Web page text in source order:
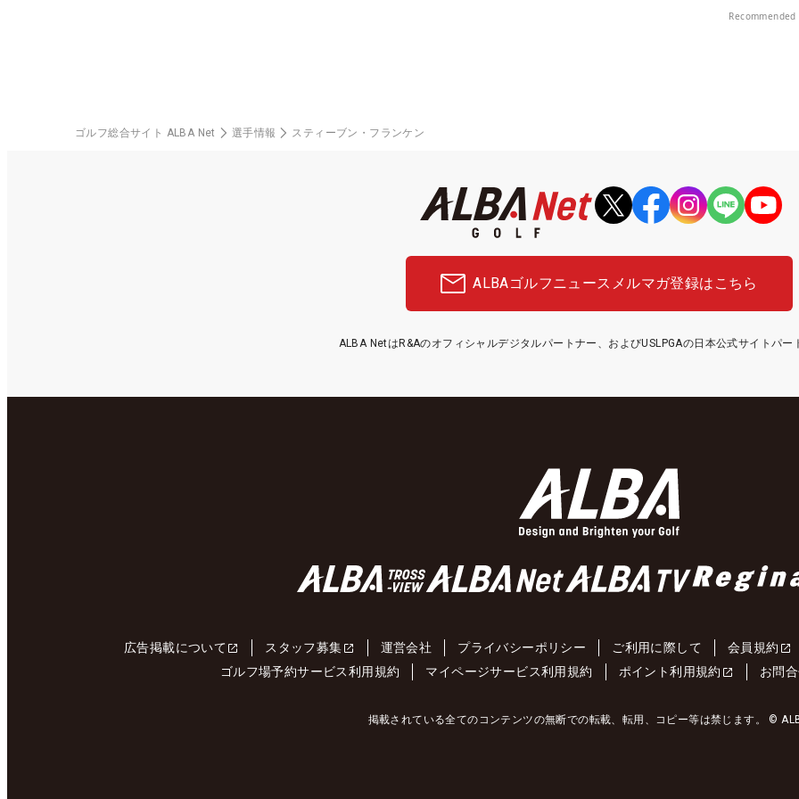
Recommended
ゴルフ総合サイト ALBA Net 選手情報 スティーブン・フランケン
ALBAゴルフニュース メルマガ登録はこちら
ALBA NetはR&Aのオフィシャルデジタルパートナー、およびUSLPGAの日本公式サイトパー
広告掲載について スタッフ募集 運営会社 プライバシーポリシー ご利用に際して 会員規約
ゴルフ場予約サービス利用規約
マイページサービス利用規約 ポイント利用規約 お問
掲載されている全てのコンテンツの無断での転載、転用、コピー等は禁じます。 ©